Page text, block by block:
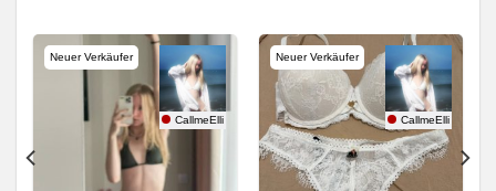
Neuer Verkäufer
CallmeElli
Neuer Verkäufer
CallmeElli